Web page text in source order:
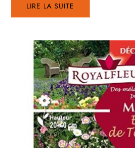
LIRE LA SUITE